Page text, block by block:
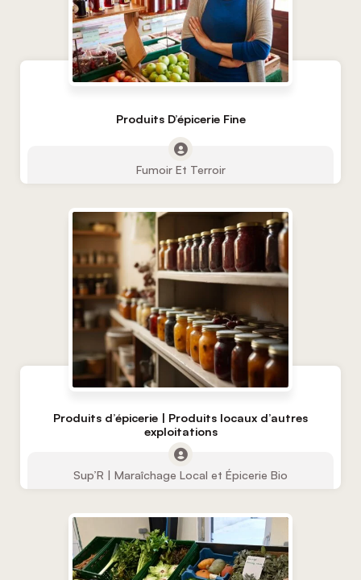
Produits D’épicerie Fine
Fumoir Et Terroir
Produits d’épicerie | Produits locaux d’autres
exploitations
Sup’R | Maraîchage Local et Épicerie Bio